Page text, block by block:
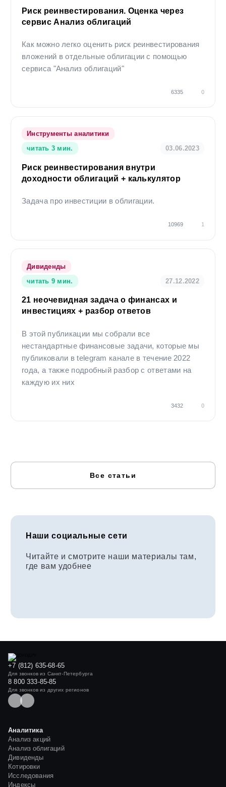
Риск реинвестирования. Оценка через
сервис Анализ облигаций
Как можно легко оценить риск реинвестирования
вложений в отдельные облигации с помощью
сервиса "Анализ облигаций"
6335 0
Инструменты аналитики
читать 3 мин.
03.06.2023
Риск реинвестирования внутри
доходности облигаций + калькулятор
Задача про инвестиции в облигации.
10969 1
Дивиденды
читать 9 мин.
27.12.2022
21 неочевидная задача о финансах и
инвестициях + разбор ответов
В этой публикации мы собрали все
нестандартные финансовые задачи, которые мы
публиковали в telegram канале в течение 2022
года, а также подробный разбор с ответами на
каждую их них
3432 0
Все статьи
Наши социальные сети
Читайте и смотрите наши материалы там,
где вам удобнее
+7 (812) 635-68-65
Для звонков из Санкт-Петербурга
8 800 333-85-85
Для звонков из других регионов
Аналитика
Анализ акций
Анализ облигаций
Дивиденды
Котировки
Исследования
Индексы